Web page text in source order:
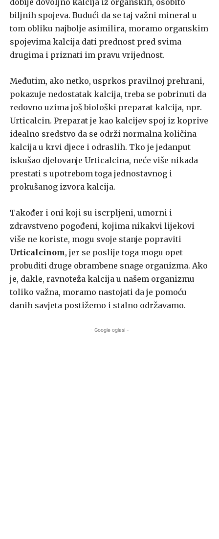
dobije dovoljno kalcija iz organskih, osobito
biljnih spojeva. Budući da se taj važni mineral u
tom obliku najbolje asimilira, moramo organskim
spojevima kalcija dati prednost pred svima
drugima i priznati im pravu vrijednost.
Međutim, ako netko, usprkos pravilnoj prehrani,
pokazuje nedostatak kalcija, treba se pobrinuti da
redovno uzima još biološki preparat kalcija, npr.
Urticalcin. Preparat je kao kalcijev spoj iz koprive
idealno sredstvo da se održi normalna količina
kalcija u krvi djece i odraslih. Tko je jedanput
iskušao djelovanje Urticalcina, neće više nikada
prestati s upotrebom toga jednostavnog i
prokušanog izvora kalcija.
Također i oni koji su iscrpljeni, umorni i
zdravstveno pogođeni, kojima nikakvi lijekovi
više ne koriste, mogu svoje stanje popraviti
Urticalcinom, jer se poslije toga mogu opet
probuditi druge obrambene snage organizma. Ako
je, dakle, ravnoteža kalcija u našem organizmu
toliko važna, moramo nastojati da je pomoću
danih savjeta postižemo i stalno održavamo.
- Google oglasi -